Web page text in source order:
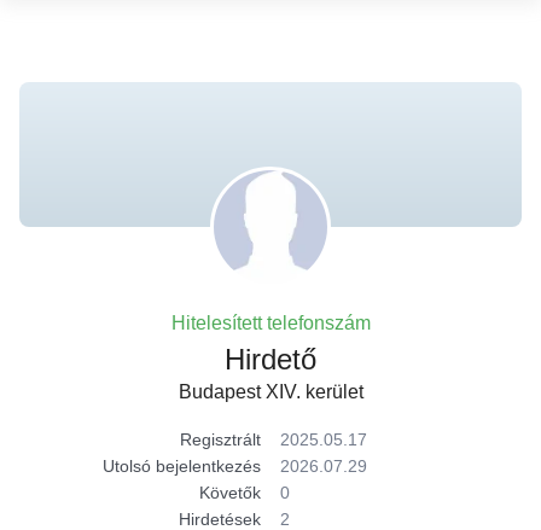
Hitelesített telefonszám
Hirdető
Budapest XIV. kerület
Regisztrált
2025.05.17
Utolsó bejelentkezés
2026.07.29
Követők
0
Hirdetések
2